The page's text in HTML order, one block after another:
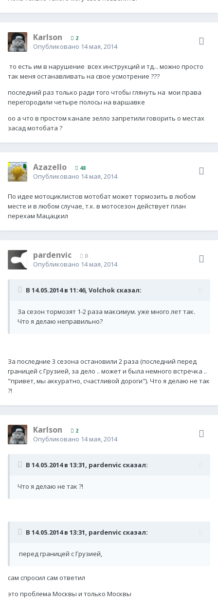
Karlson 2
Опубликовано 14 мая, 2014
то есть им в нарушение всех инструкций и тд... можно просто
так меня останавливать на свое усмотрение ???
последний раз только ради того чтобы глянуть на мои права
перегородили четыре полосы на варшавке
оо а что в простом канале зелло запретили говорить о местах
засад мотобата ?
Azazello 48
Опубликовано 14 мая, 2014
По идее мотоциклистов мотобат может тормозить в любом
месте и в любом случае, т.к. в мотосезон действует план
перехам Мацацкил
pardenvic 0
Опубликовано 14 мая, 2014
В 14.05.2014 в 11:46, Volchok сказал:
За сезон тормозят 1-2 раза максимум. уже много лет так.
Что я делаю неправильно?
За последние 3 сезона остановили 2 раза (последний перед
границей с Грузией, за дело .. может и была немного встречка ..
"привет, мы аккуратно, счастливой дороги"). Что я делаю не так
?!
Karlson 2
Опубликовано 14 мая, 2014
В 14.05.2014 в 13:31, pardenvic сказал:
Что я делаю не так ?!
В 14.05.2014 в 13:31, pardenvic сказал:
перед границей с Грузией,
сам спросил сам ответил
это проблема Москвы и только Москвы